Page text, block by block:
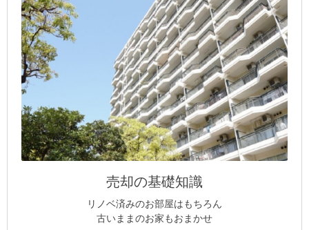
売却の基礎知識
リノベ済みのお部屋はもちろん
古いままのお家もおまかせ